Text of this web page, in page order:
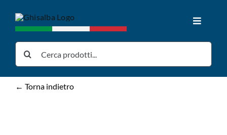
contenuto
Toggle
Home
Prodotti
← Torna indietro